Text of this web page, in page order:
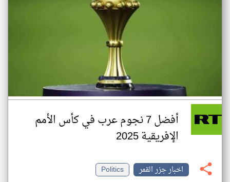
أفضل 7 نجوم عرب في كأس الأمم
الإفريقية 2025
اخبار جزر القمر
Politics